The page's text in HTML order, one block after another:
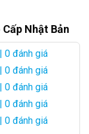
Nhật Bản
| 0 đánh giá
| 0 đánh giá
| 0 đánh giá
| 0 đánh giá
| 0 đánh giá